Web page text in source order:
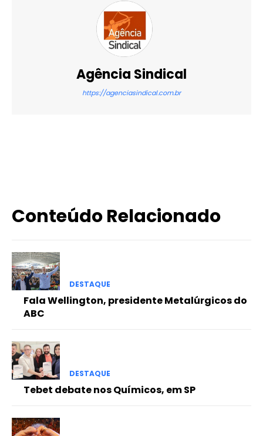
Agência Sindical
https://agenciasindical.com.br
Conteúdo Relacionado
DESTAQUE
Fala Wellington, presidente Metalúrgicos do
ABC
DESTAQUE
Tebet debate nos Químicos, em SP